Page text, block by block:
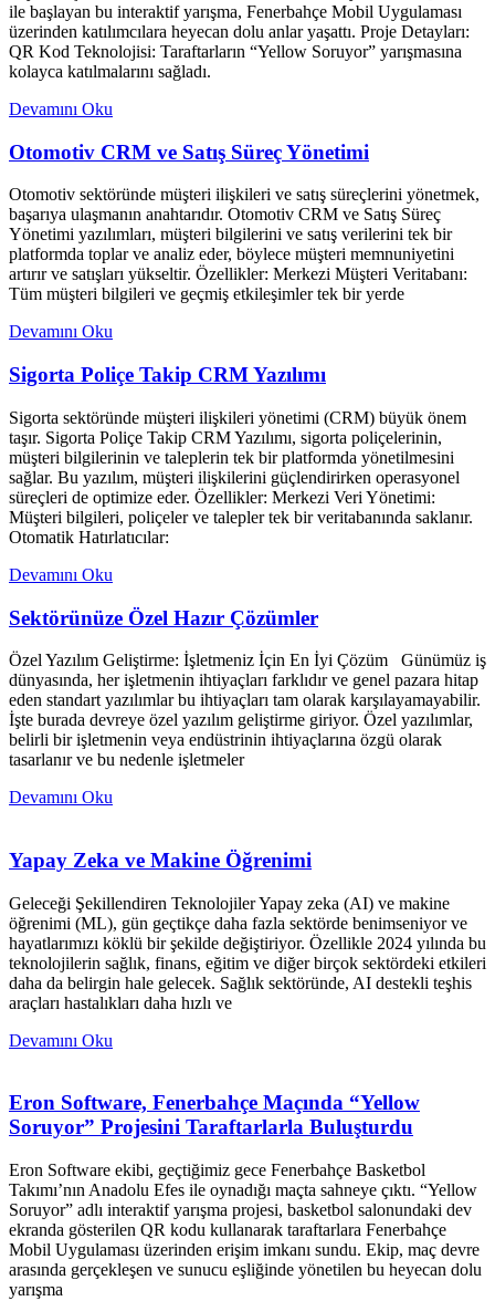
ile başlayan bu interaktif yarışma, Fenerbahçe Mobil Uygulaması
üzerinden katılımcılara heyecan dolu anlar yaşattı. Proje Detayları:
QR Kod Teknolojisi: Taraftarların “Yellow Soruyor” yarışmasına
kolayca katılmalarını sağladı.
Devamını Oku
Otomotiv CRM ve Satış Süreç Yönetimi
Otomotiv sektöründe müşteri ilişkileri ve satış süreçlerini yönetmek,
başarıya ulaşmanın anahtarıdır. Otomotiv CRM ve Satış Süreç
Yönetimi yazılımları, müşteri bilgilerini ve satış verilerini tek bir
platformda toplar ve analiz eder, böylece müşteri memnuniyetini
artırır ve satışları yükseltir. Özellikler: Merkezi Müşteri Veritabanı:
Tüm müşteri bilgileri ve geçmiş etkileşimler tek bir yerde
Devamını Oku
Sigorta Poliçe Takip CRM Yazılımı
Sigorta sektöründe müşteri ilişkileri yönetimi (CRM) büyük önem
taşır. Sigorta Poliçe Takip CRM Yazılımı, sigorta poliçelerinin,
müşteri bilgilerinin ve taleplerin tek bir platformda yönetilmesini
sağlar. Bu yazılım, müşteri ilişkilerini güçlendirirken operasyonel
süreçleri de optimize eder. Özellikler: Merkezi Veri Yönetimi:
Müşteri bilgileri, poliçeler ve talepler tek bir veritabanında saklanır.
Otomatik Hatırlatıcılar:
Devamını Oku
Sektörünüze Özel Hazır Çözümler
Özel Yazılım Geliştirme: İşletmeniz İçin En İyi Çözüm Günümüz iş
dünyasında, her işletmenin ihtiyaçları farklıdır ve genel pazara hitap
eden standart yazılımlar bu ihtiyaçları tam olarak karşılayamayabilir.
İşte burada devreye özel yazılım geliştirme giriyor. Özel yazılımlar,
belirli bir işletmenin veya endüstrinin ihtiyaçlarına özgü olarak
tasarlanır ve bu nedenle işletmeler
Devamını Oku
Yapay Zeka ve Makine Öğrenimi
Geleceği Şekillendiren Teknolojiler Yapay zeka (AI) ve makine
öğrenimi (ML), gün geçtikçe daha fazla sektörde benimseniyor ve
hayatlarımızı köklü bir şekilde değiştiriyor. Özellikle 2024 yılında bu
teknolojilerin sağlık, finans, eğitim ve diğer birçok sektördeki etkileri
daha da belirgin hale gelecek. Sağlık sektöründe, AI destekli teşhis
araçları hastalıkları daha hızlı ve
Devamını Oku
Eron Software, Fenerbahçe Maçında “Yellow
Soruyor” Projesini Taraftarlarla Buluşturdu
Eron Software ekibi, geçtiğimiz gece Fenerbahçe Basketbol
Takımı’nın Anadolu Efes ile oynadığı maçta sahneye çıktı. “Yellow
Soruyor” adlı interaktif yarışma projesi, basketbol salonundaki dev
ekranda gösterilen QR kodu kullanarak taraftarlara Fenerbahçe
Mobil Uygulaması üzerinden erişim imkanı sundu. Ekip, maç devre
arasında gerçekleşen ve sunucu eşliğinde yönetilen bu heyecan dolu
yarışma